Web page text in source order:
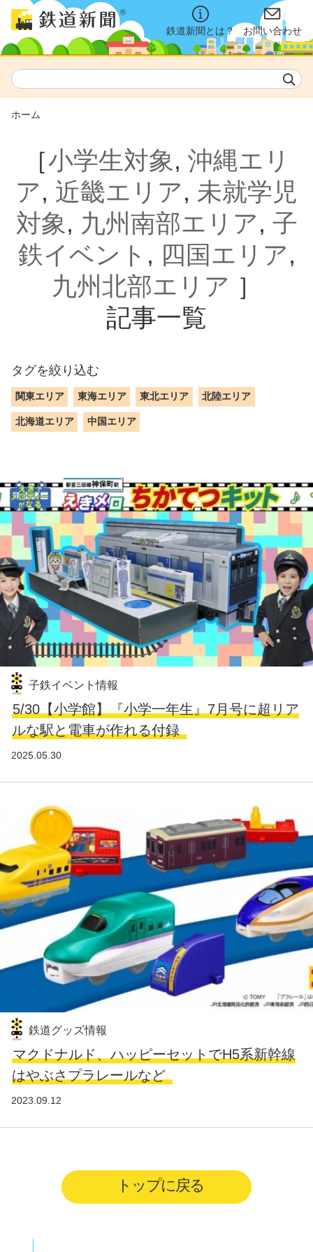
鉄道新聞とは？ お問い合わせ
ホーム
［小学生対象, 沖縄エリ
ア, 近畿エリア, 未就学児
対象, 九州南部エリア, 子
鉄イベント , 四国エリア,
九州北部エリア ］
記事一覧
タグを絞り込む
関東エリア 東海エリア 東北エリア 北陸エリア
北海道エリア 中国エリア
子鉄イベント情報
5/30【小学館】『小学一年生』7月号に超リア
ルな駅と電車が作れる付録
2025.05.30
鉄道グッズ情報
マクドナルド、ハッピーセットでH5系新幹線
はやぶさプラレールなど
2023.09.12
トップに戻る